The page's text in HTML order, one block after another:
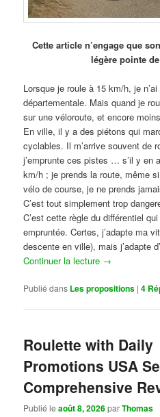
Cette article n’engage que
légère pointe
Lorsque je roule à 15 km/h, je
départementale. Mais quand je
sur une véloroute, et encore
En ville, il y a des piétons qui
cyclables. Il m’arrive souvent de
j’emprunte ces pistes … s’il y en
km/h ; je prends la route, même
vélo de course, je ne prends
C’est tout simplement trop
C’est cette règle du différentiel
empruntée. Certes, j’adapte ma
descente en ville), mais j’adapte
Continuer la lecture →
Publié dans Les propositions |4
Roulette with Daily
Promotions USA
Comprehensive
Publié leaoût 8, 2026parThomas